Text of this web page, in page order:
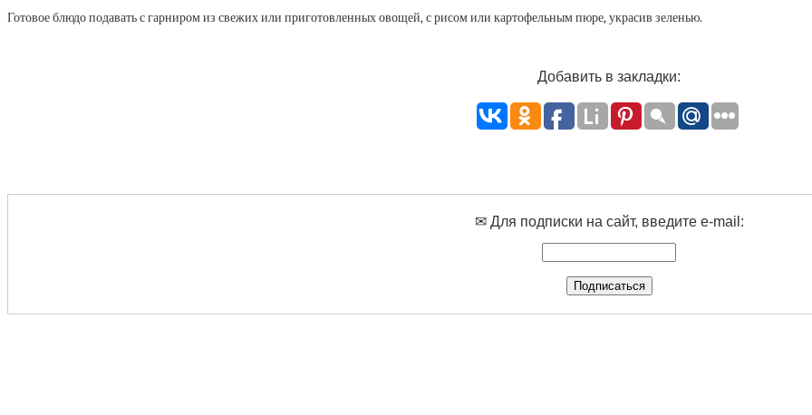
Готовое блюдо подавать с гарниром из свежих или приготовленных овощей, с рисом или картофельным пюре, украсив зеленью.
Добавить в закладки:
✉ Для подписки на сайт, введите e-mail: